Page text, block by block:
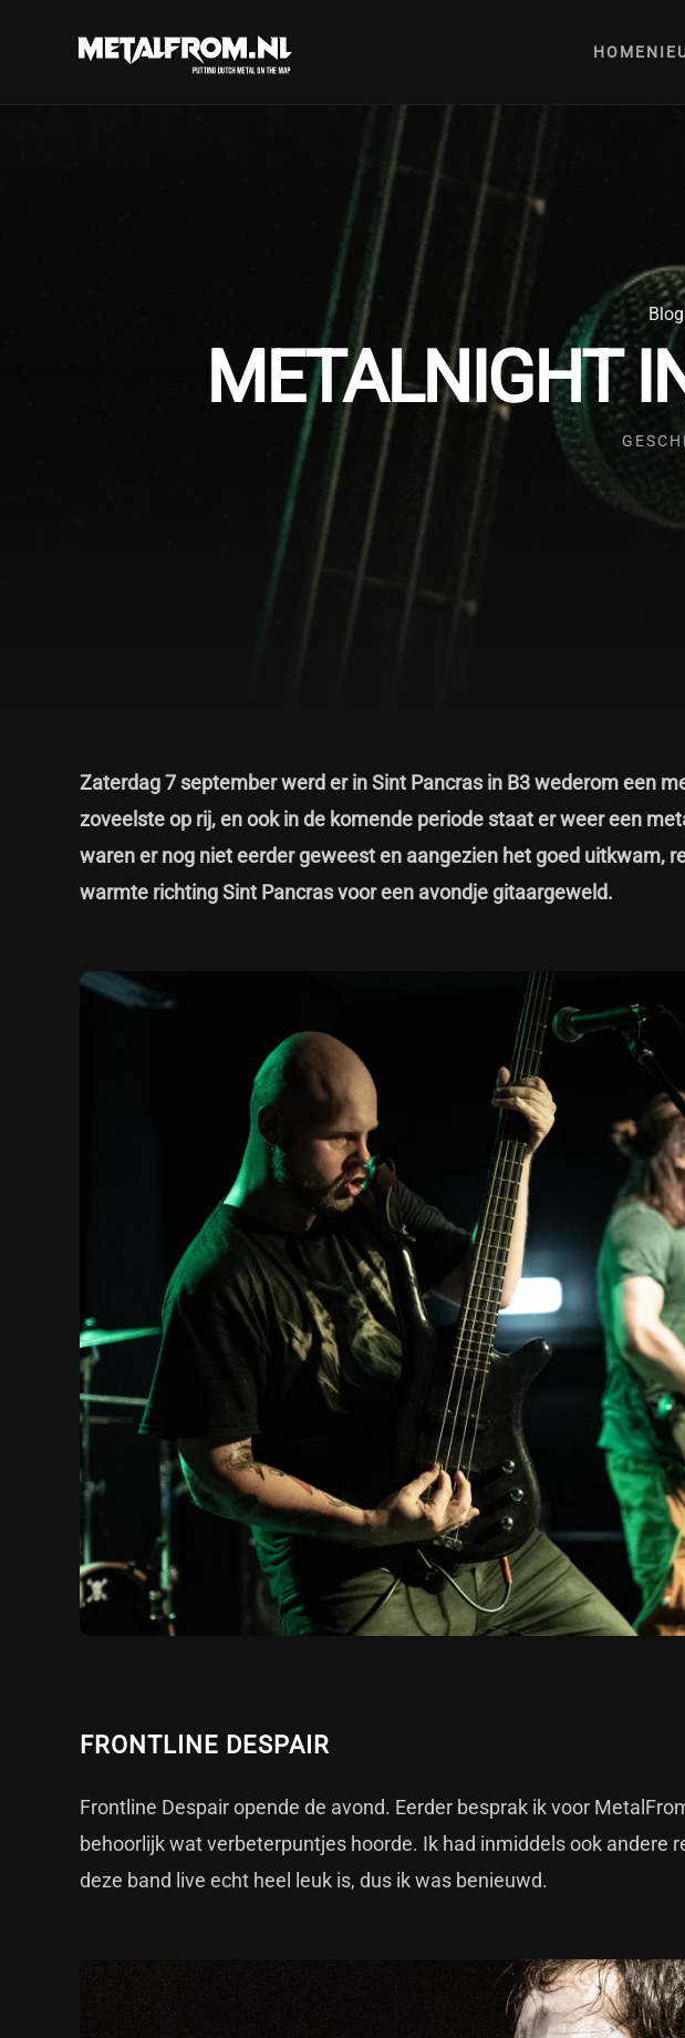
HOME
METALNIGHT
Zaterdag 7 september werd er in Sint Pancras in B3 wederom een
zoveelste op rij, en ook in de komende periode staat er weer een
waren er nog niet eerder geweest en aangezien het goed uitkwam,
warmte richting Sint Pancras voor een avondje gitaargeweld.
FRONTLINE DESPAIR
Frontline Despair opende de avond. Eerder besprak ik voor
behoorlijk wat verbeterpuntjes hoorde. Ik had inmiddels ook andere
deze band live echt heel leuk is, dus ik was benieuwd.